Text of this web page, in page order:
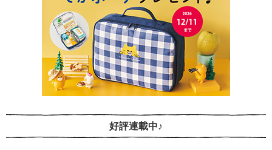
好評連載中♪